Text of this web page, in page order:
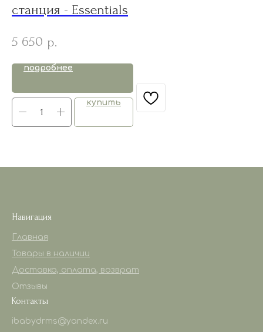
станция - Essentials
5 650 р.
подробнее
купить
Навигация
Главная
Товары в наличии
Доставка, оплата, возврат
Отзывы
Контакты
ibabydrms@yandex.ru